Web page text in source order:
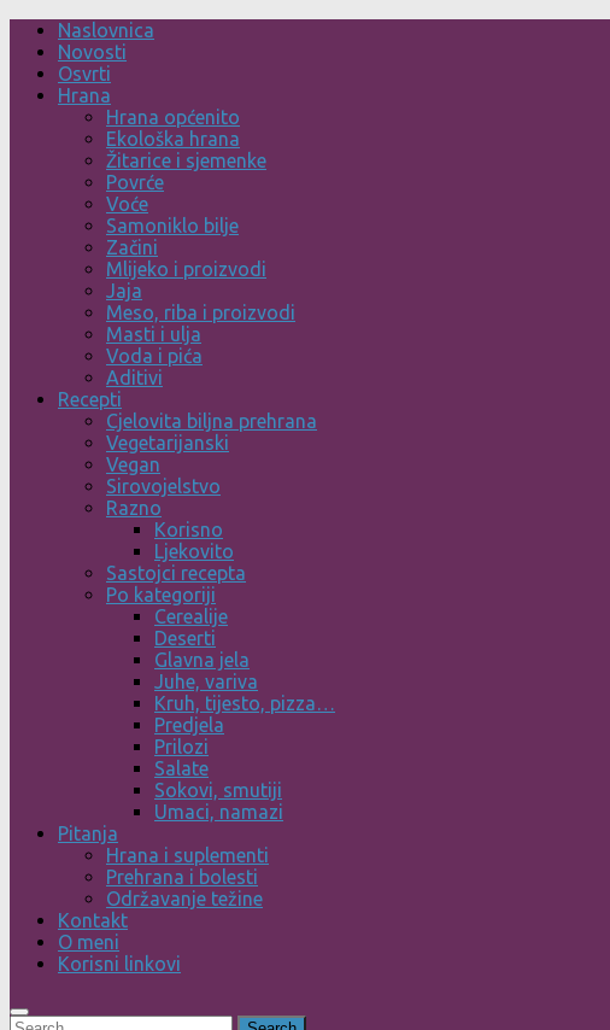
Skip
content
Naslovnica
Novosti
Osvrti
Hrana
Hrana općenito
Ekološka hrana
Žitarice i sjemenke
Povrće
Voće
Samoniklo bilje
Začini
Mlijeko i proizvodi
Jaja
Meso, riba i proizvodi
Masti i ulja
Voda i pića
Aditivi
Recepti
Cjelovita biljna prehrana
Vegetarijanski
Vegan
Sirovojelstvo
Razno
Korisno
Ljekovito
Sastojci recepta
Po kategoriji
Cerealije
Deserti
Glavna jela
Juhe, variva
Kruh, tijesto, pizza…
Predjela
Prilozi
Salate
Sokovi, smutiji
Umaci, namazi
Pitanja
Hrana i suplementi
Prehrana i bolesti
Održavanje težine
Kontakt
O meni
Korisni linkovi
Search